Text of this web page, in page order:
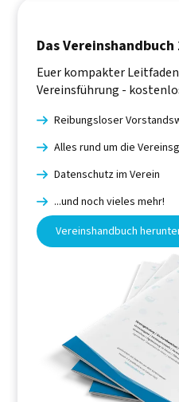
Das Vereinshandbuch
Euer kompakter
Vereinsführung -
 Reibungsloser
 Alles rund um die
 Datenschutz im Verein

...und noch vieles mehr!
Vereinshandbuch